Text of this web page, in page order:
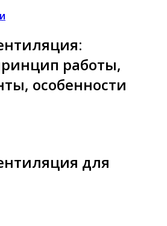
работы,
особенности
для